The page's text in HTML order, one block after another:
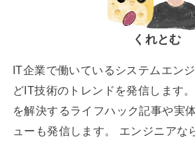
くれとむ
IT企業で働いているシステムエン
どIT技術のトレンドを発信します
を解決するライフハック記事や実
ューも発信します。 エンジニアな